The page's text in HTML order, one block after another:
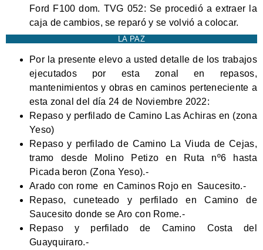
Ford F100 dom. TVG 052: Se procedió a extraer la
caja de cambios, se reparó y se volvió a colocar.
LA PAZ
Por la presente elevo a usted detalle de los trabajos
ejecutados por esta zonal en repasos,
mantenimientos y obras en caminos perteneciente a
esta zonal del día 24 de Noviembre 2022:
Repaso y perfilado de Camino Las Achiras en (zona
Yeso)
Repaso y perfilado de Camino La Viuda de Cejas,
tramo desde Molino Petizo en Ruta nº6 hasta
Picada beron (Zona Yeso).-
Arado con rome en Caminos Rojo en Saucesito.-
Repaso, cuneteado y perfilado en Camino de
Saucesito donde se Aro con Rome.-
Repaso y perfilado de Camino Costa del
Guayquiraro.-